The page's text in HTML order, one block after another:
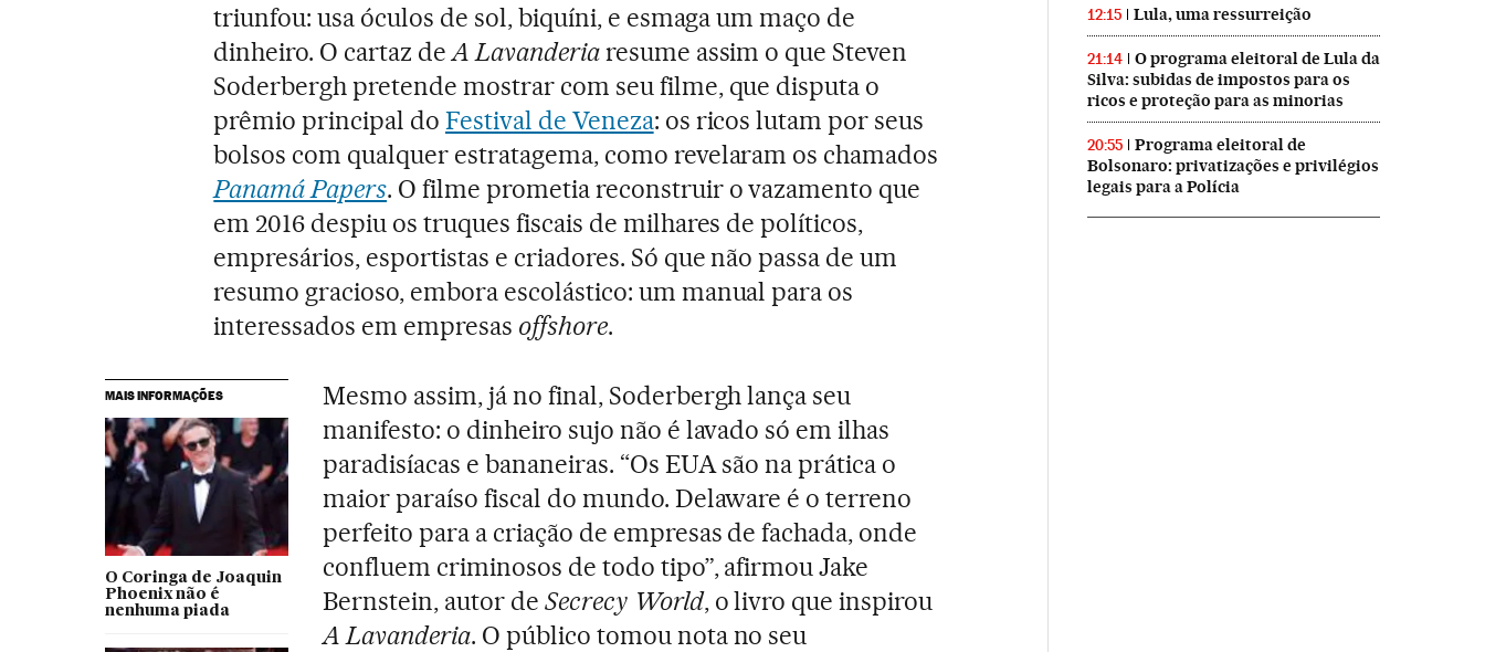
triunfou: usa óculos de sol, biquíni, e esmaga um maço de
dinheiro. O cartaz deA Lavanderiaresume assim o que Steven
Soderbergh pretende mostrar com seu filme, que disputa o
prêmio principal do Festival de Veneza: os ricos lutam por seus
bolsos com qualquer estratagema, como revelaram os chamados
Panamá Papers. O filme prometia reconstruir o vazamento que
em 2016 despiu os truques fiscais de milhares de políticos,
empresários, esportistas e criadores. Só que não passa de um
resumo gracioso, embora escolástico: um manual para os
interessados em empresas offshore.
MAIS INFORMAÇÕES
O Coringa de Joaquin
Phoenix não é
nenhuma piada
Mesmo assim, já no final, Soderbergh lança seu
manifesto: o dinheiro sujo não é lavado só em ilhas
paradisíacas e bananeiras. “Os EUA são na prática o
maior paraíso fiscal do mundo. Delaware é o terreno
perfeito para a criação de empresas de fachada, onde
confluem criminosos de todo tipo”, afirmou Jake
Bernstein, autor de Secrecy World, o livro que inspirou
A Lavanderia. O público tomou nota no seu
12:15 Lula, uma ressurreição
21:14
O programa eleitoral de Lula da
Silva: subidas de impostos para os
ricos e proteção para as minorias
20:55
Programa eleitoral de
Bolsonaro: privatizações e privilégios
legais para a Polícia